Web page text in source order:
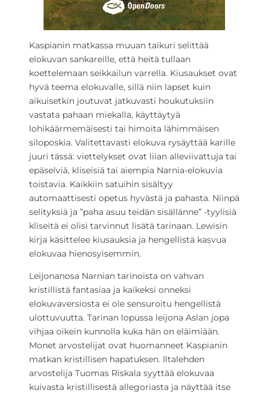
Kaspianin matkassa muuan taikuri selittää
elokuvan sankareille, että heitä tullaan
koettelemaan seikkailun varrella. Kiusaukset ovat
hyvä teema elokuvalle, sillä niin lapset kuin
aikuisetkin joutuvat jatkuvasti houkutuksiin
vastata pahaan miekalla, käyttäytyä
lohikäärmemäisesti tai himoita lähimmäisen
siloposkia. Valitettavasti elokuva rysäyttää karille
juuri tässä: viettelykset ovat liian alleviivattuja tai
epäselviä, kliseisiä tai aiempia Narnia-elokuvia
toistavia. Kaikkiin satuihin sisältyy
automaattisesti opetus hyvästä ja pahasta. Niinpä
selityksiä ja ”paha asuu teidän sisällänne” -tyylisiä
kliseitä ei olisi tarvinnut lisätä tarinaan. Lewisin
kirja käsittelee kiusauksia ja hengellistä kasvua
elokuvaa hienosyisemmin.
Leijonanosa Narnian tarinoista on vahvan
kristillistä fantasiaa ja kaikeksi onneksi
elokuvaversiosta ei ole sensuroitu hengellistä
ulottuvuutta. Tarinan lopussa leijona Aslan jopa
vihjaa oikein kunnolla kuka hän on eläimiään.
Monet arvostelijat ovat huomanneet Kaspianin
matkan kristillisen hapatuksen. Iltalehden
arvostelija Tuomas Riskala syyttää elokuvaa
kuivasta kristillisestä allegoriasta ja näyttää itse